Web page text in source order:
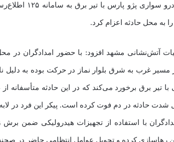
دستگاه خودرو
آتش‌نشانی مشهد افزود: با حضور امدادگران
مسیر غرب به شرق بلوار نماز در حرکت بوده به دلیل
تیر برق برخورد می‌کند که در این حادثه متأسفانه
شدت حادثه در دم فوت کرده است. پیکر این فرد در
با استفاده از تجهیزات هیدرولیکی ضمن
رهاسازی کرده و تحویل عوامل انتظامی حاضر در صحنه